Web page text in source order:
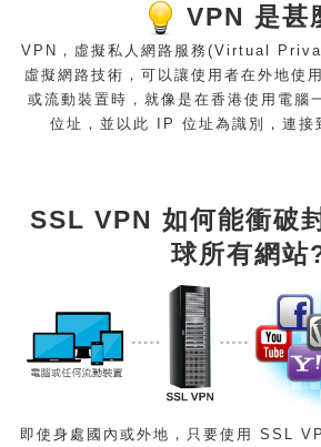
VPN 是甚
VPN，虛擬私人網路服務(Virtual
虛擬網路技術，可以讓使用者在外地使
或流動裝置時，就像是在香港使用電腦
位址，並以此 IP 位址為識別，連接
SSL VPN 如何能衝破
球所有網站
即使身處國內或外地，只要使用 SSL